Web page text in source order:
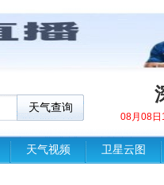
08月08日
天气视频 卫星云图